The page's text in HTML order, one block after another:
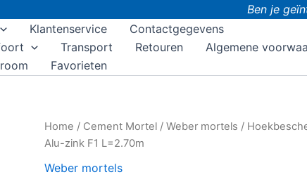
Ben je
Klantenservice
Contactgegevens
Transport Retouren
Algemene
Favorieten
Home / Cement Mortel / Weber mortels /
Alu-zink F1 L=2.70m
Weber mortels
Hoekbeschermer
SG1030
3mm